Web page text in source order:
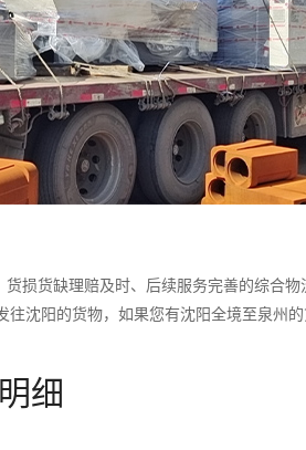
损货缺理赔及时、后续服务完善的综合物
沈阳的货物，如果您有沈阳全境至泉州
细